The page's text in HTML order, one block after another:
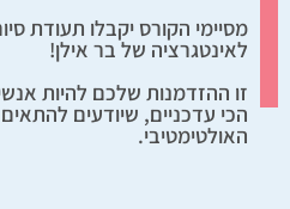
לאינטגרציה של בר אילן!
זו ההזדמנות שלכם להיות
הכי עדכניים, שיודעים
האולטימטיבי.